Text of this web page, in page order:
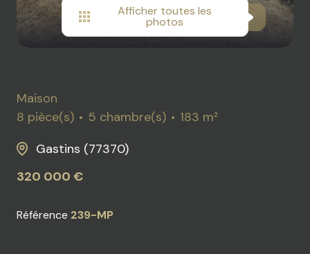
Afficher toutes les
photos
Maison
8 pièce(s)
5 chambre(s)
183 m²
Gastins (77370)
320 000 €
Référence 239-MP